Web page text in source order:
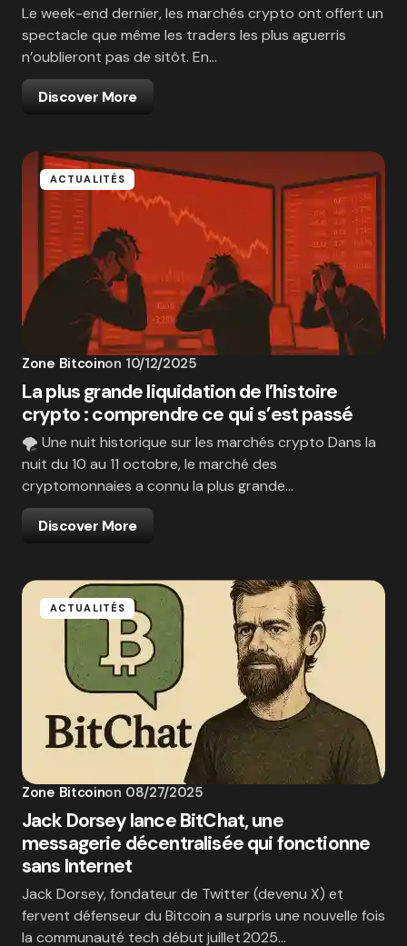
Le week-end dernier, les marchés crypto ont offert un
spectacle que même les traders les plus aguerris
n’oublieront pas de sitôt. En…
Discover More
ACTUALITÉS
Zone Bitcoinon 10/12/2025
La plus grande liquidation de l’histoire
crypto : comprendre ce qui s’est passé
🌪️ Une nuit historique sur les marchés crypto Dans la
nuit du 10 au 11 octobre, le marché des
cryptomonnaies a connu la plus grande…
Discover More
ACTUALITÉS
Zone Bitcoinon 08/27/2025
Jack Dorsey lance BitChat, une
messagerie décentralisée qui fonctionne
sans Internet
Jack Dorsey, fondateur de Twitter (devenu X) et
fervent défenseur du Bitcoin a surpris une nouvelle fois
la communauté tech début juillet 2025…